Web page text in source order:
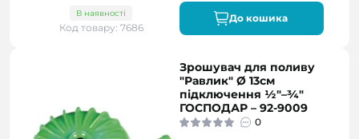
В наявності
Код товару: 7686
До кошика
Зрошувач для поливу
"Равлик" Ø 13см
підключення ½"–¾"
ГОСПОДАР – 92-9009
0